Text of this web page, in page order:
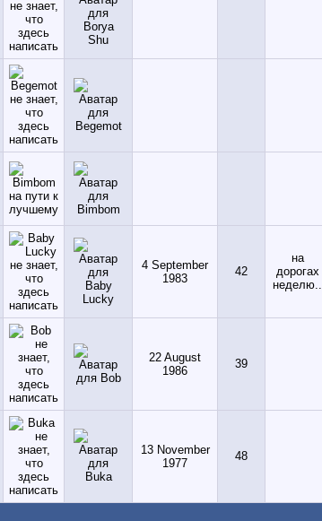
4 September
1983
42
на
дорогах
неделю..
22 August
1986
39
13 November
1977
48